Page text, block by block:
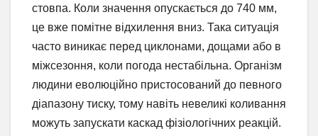
стовпа. Коли значення опускається до 740 мм,
це вже помітне відхилення вниз. Така ситуація
часто виникає перед циклонами, дощами або в
міжсезоння, коли погода нестабільна. Організм
людини еволюційно пристосований до певного
діапазону тиску, тому навіть невеликі коливання
можуть запускати каскад фізіологічних реакцій.